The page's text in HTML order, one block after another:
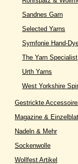
Sandnes Garn
Selected Yarns
Symfonie Hand-
The Yarn Specialist
Urth Yarns
West Yorkshire
Gestrickte
Magazine &
Nadeln & Mehr
Sockenwolle
Wollfest Artikel